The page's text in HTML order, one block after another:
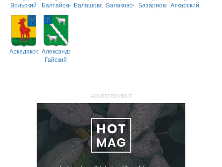
Вольский БалтайскийБалашовскийБалаковскийБазарнокарабулакский
Аткарский
АркадакскийАлександрово-
Гайский
ADVERTISEMENT